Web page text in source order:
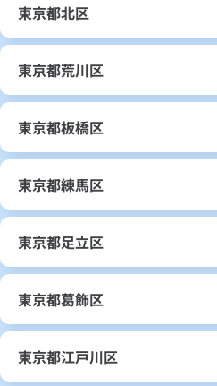
東京都北区
東京都荒川区
東京都板橋区
東京都練馬区
東京都足立区
東京都葛飾区
東京都江戸川区